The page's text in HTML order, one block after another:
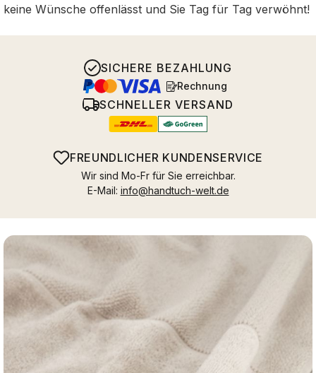
keine Wünsche offenlässt und Sie Tag für Tag verwöhnt!
SICHERE BEZAHLUNG
Rechnung
SCHNELLER VERSAND
FREUNDLICHER KUNDENSERVICE
Wir sind Mo-Fr für Sie erreichbar.
E-Mail: info@handtuch-welt.de